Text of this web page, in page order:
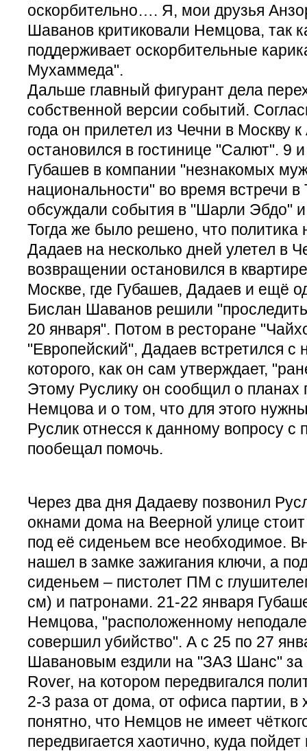
оскорбительно…. Я, мои друзья
Шаванов критиковали Немцова, так
поддерживает оскорбительные
Мухаммеда".
Дальше главный фигурант дела
собственной версии событий.
года он прилетел из Чечни в Москву
остановился в гостинице "Салют". 9
Губашев в компании "незнакомых
национальности" во время встречи
обсуждали события в "Шарли Эбдо"
Тогда же было решено, что политика
Дадаев на несколько дней улетел в
возвращении остановился в
Москве, где Губашев, Дадаев и ещё
Бислан Шаванов решили
20 января". Потом в ресторане
"Европейский", Дадаев встретился с
которого, как он сам утверждает,
Этому Руслику он сообщил о планах
Немцова и о том, что для этого
Руслик отнесся к данному вопросу с
пообещал помочь.
Через два дня Дадаеву позвонил
окнами дома на Веерной улице
под её сиденьем все необходимое.
нашел в замке зажигания ключи, а
сиденьем – пистолет ПМ с
см) и патронами. 21-22 января
Немцова, "расположенному
совершил убийство". А с 25 по 27
Шавановым ездили на "ЗАЗ Шанс" за
Rover, на котором передвигался
2-3 раза от дома, от офиса партии, в
понятно, что Немцов не имеет
передвигается хаотично, куда